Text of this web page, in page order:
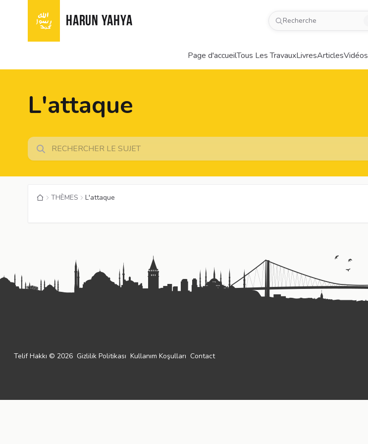
HARUN YAHYA Recherche
Page d'accueilTous Les TravauxLivresArticlesVidéos
L'attaque
THÈMES L'attaque
Telif Hakkı © 2026 Gizlilik Politikası Kullanım Koşulları Contact